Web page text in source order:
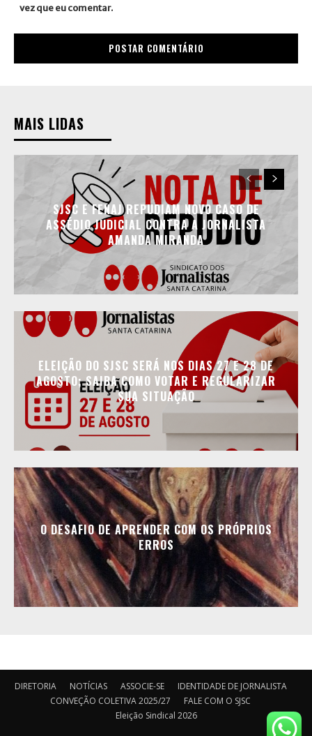
vez que eu comentar.
MAIS LIDAS
SJSC E FENAJ REPUDIAM NOVO CASO DE
ASSÉDIO JUDICIAL CONTRA A JORNALISTA
AMANDA MIRANDA
ELEIÇÃO DO SJSC SERÁ NOS DIAS 27 E 28 DE
AGOSTO; SAIBA COMO VOTAR E REGULARIZAR
SUA SITUAÇÃO
O DESAFIO DE APRENDER COM OS PRÓPRIOS
ERROS
DIRETORIA NOTÍCIAS ASSOCIE-SE
IDENTIDADE DE JORNALISTA
CONVEÇÃO COLETIVA 2025/27
FALE COM O SJSC
Eleição Sindical 2026